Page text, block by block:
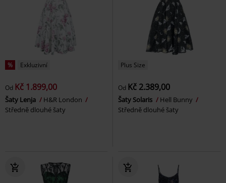
% Exkluzivní
Od Kč 1.899,00
Šaty Lenja
H&R London
Středně dlouhé šaty
Plus Size
Od Kč 2.389,00
Šaty Solaris
Hell Bunny
Středně dlouhé šaty